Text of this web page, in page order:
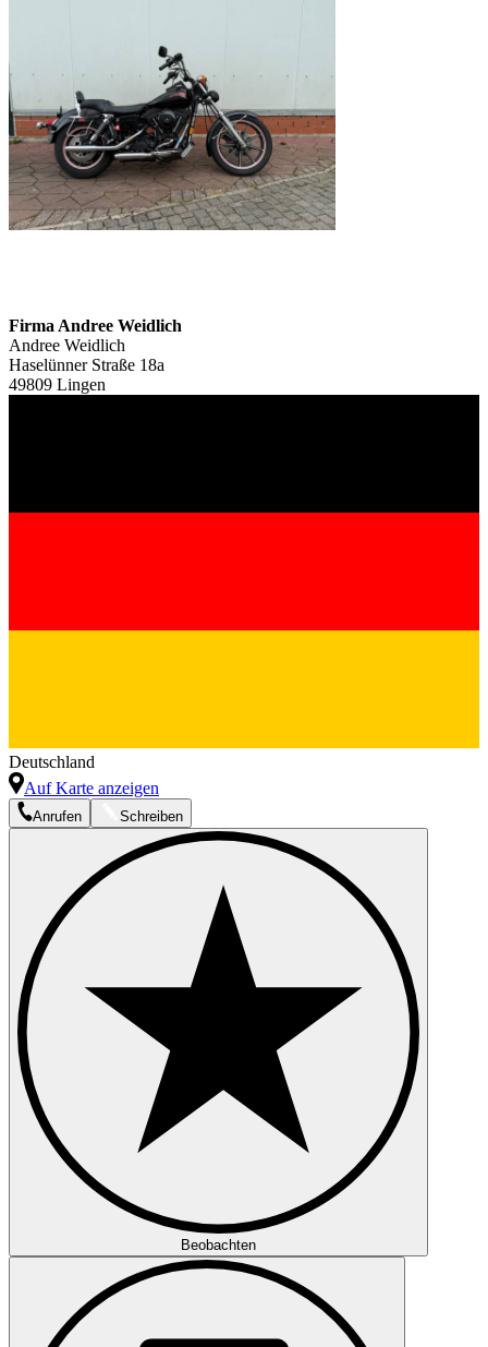
Firma Andree Weidlich
Andree Weidlich
Haselünner Straße 18a
49809 Lingen
Deutschland
Auf Karte anzeigen
Anrufen Schreiben
Beobachten